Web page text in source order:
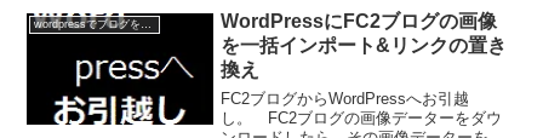
wordpressでブログを作ろう
WordPressにFC2ブログの画像
を一括インポート&リンクの置き
換え
FC2ブログからWordPressへお引越
し。 FC2ブログの画像データーをダウ